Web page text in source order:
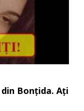
Bonțida. Ați